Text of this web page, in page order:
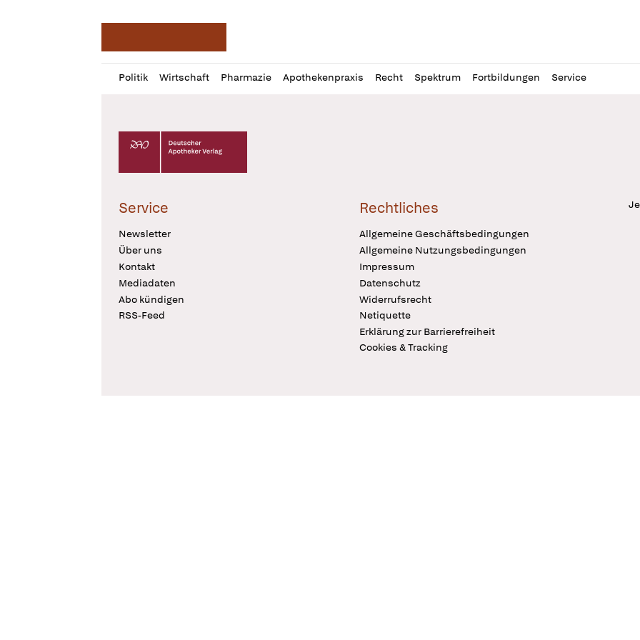
Politik Wirtschaft Pharmazie Apothekenpraxis Recht Spektrum Fortbildungen Service
Profil
öffnen
Daz
Pur
Deutscher Apotheker Verlag Logo
Service
Newsletter
Über uns
Kontakt
Mediadaten
Abo kündigen
RSS-Feed
Rechtliches
Allgemeine Geschäftsbedingungen
Allgemeine Nutzungsbedingungen
Impressum
Datenschutz
Widerrufsrecht
Netiquette
Erklärung zur Barrierefreiheit
Cookies & Tracking